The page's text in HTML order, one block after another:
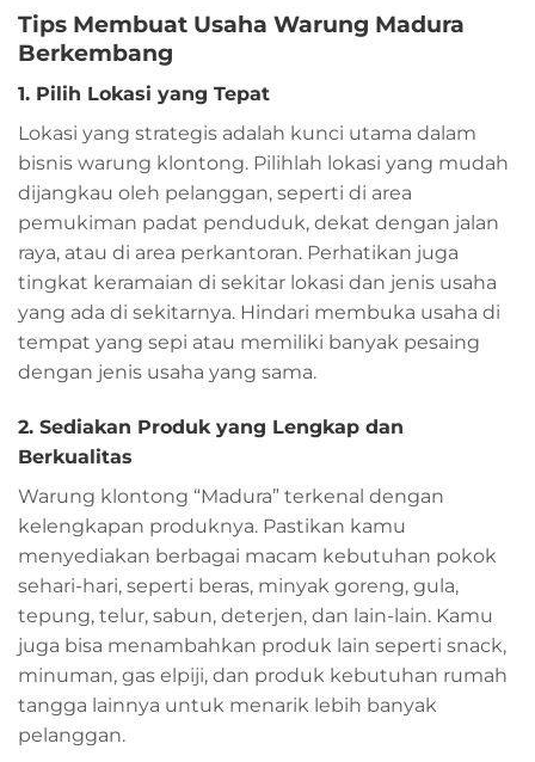
Tips Membuat Usaha Warung Madura
Berkembang
1. Pilih Lokasi yang Tepat
Lokasi yang strategis adalah kunci utama dalam
bisnis warung klontong. Pilihlah lokasi yang mudah
dijangkau oleh pelanggan, seperti di area
pemukiman padat penduduk, dekat dengan jalan
raya, atau di area perkantoran. Perhatikan juga
tingkat keramaian di sekitar lokasi dan jenis usaha
yang ada di sekitarnya. Hindari membuka usaha di
tempat yang sepi atau memiliki banyak pesaing
dengan jenis usaha yang sama.
2. Sediakan Produk yang Lengkap dan
Berkualitas
Warung klontong “Madura” terkenal dengan
kelengkapan produknya. Pastikan kamu
menyediakan berbagai macam kebutuhan pokok
sehari-hari, seperti beras, minyak goreng, gula,
tepung, telur, sabun, deterjen, dan lain-lain. Kamu
juga bisa menambahkan produk lain seperti snack,
minuman, gas elpiji, dan produk kebutuhan rumah
tangga lainnya untuk menarik lebih banyak
pelanggan.